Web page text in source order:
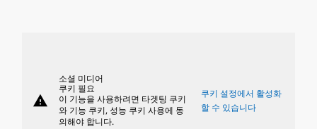
warning
소셜 미디어
쿠키 필요
이 기능을 사용하려면 타겟팅 쿠키
와 기능 쿠키, 성능 쿠키 사용에 동
의해야 합니다.
쿠키 설정에서 활성화
할 수 있습니다